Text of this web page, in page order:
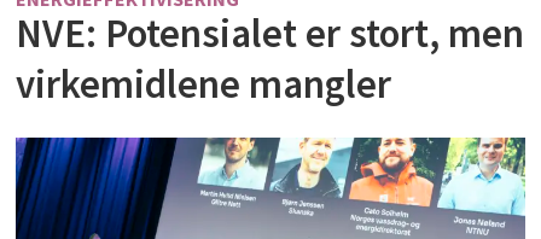
NVE: Potensialet er stort, men
virkemidlene mangler